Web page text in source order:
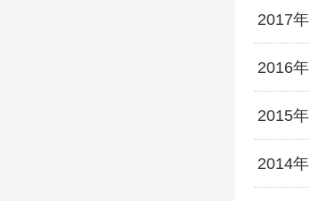
2017年
2016年
2015年
2014年